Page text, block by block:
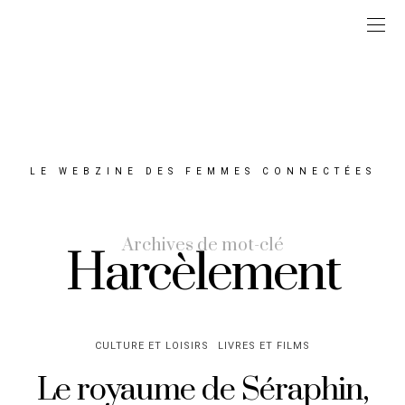
LE WEBZINE DES FEMMES CONNECTÉES
Archives de mot-clé
Harcèlement
CULTURE ET LOISIRS LIVRES ET FILMS
Le royaume de Séraphin,